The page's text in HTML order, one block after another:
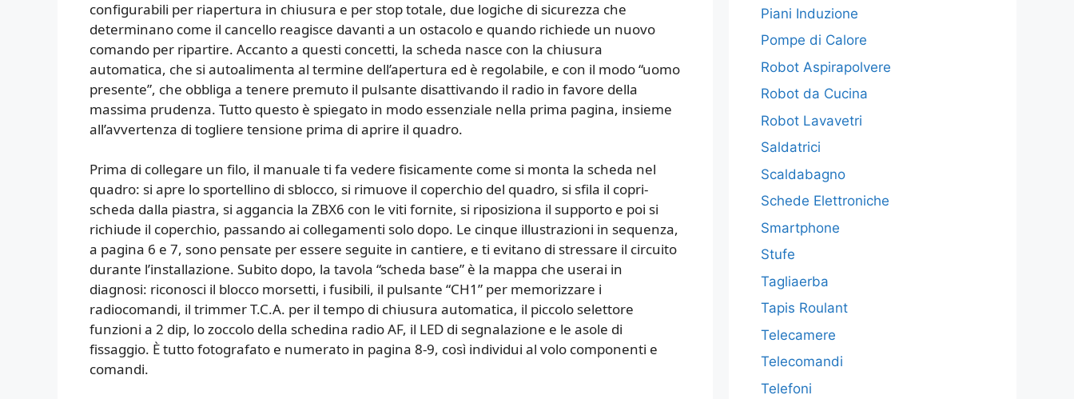
configurabili per riapertura in chiusura e per stop totale, due logiche di sicurezza che
determinano come il cancello reagisce davanti a un ostacolo e quando richiede un nuovo
comando per ripartire. Accanto a questi concetti, la scheda nasce con la chiusura
automatica, che si autoalimenta al termine dell’apertura ed è regolabile, e con il modo “uomo
presente”, che obbliga a tenere premuto il pulsante disattivando il radio in favore della
massima prudenza. Tutto questo è spiegato in modo essenziale nella prima pagina, insieme
all’avvertenza di togliere tensione prima di aprire il quadro.
Prima di collegare un filo, il manuale ti fa vedere fisicamente come si monta la scheda nel
quadro: si apre lo sportellino di sblocco, si rimuove il coperchio del quadro, si sfila il copri-
scheda dalla piastra, si aggancia la ZBX6 con le viti fornite, si riposiziona il supporto e poi si
richiude il coperchio, passando ai collegamenti solo dopo. Le cinque illustrazioni in sequenza,
a pagina 6 e 7, sono pensate per essere seguite in cantiere, e ti evitano di stressare il circuito
durante l’installazione. Subito dopo, la tavola “scheda base” è la mappa che userai in
diagnosi: riconosci il blocco morsetti, i fusibili, il pulsante “CH1” per memorizzare i
radiocomandi, il trimmer T.C.A. per il tempo di chiusura automatica, il piccolo selettore
funzioni a 2 dip, lo zoccolo della schedina radio AF, il LED di segnalazione e le asole di
fissaggio. È tutto fotografato e numerato in pagina 8-9, così individui al volo componenti e
comandi.
Piani Induzione
Pompe di Calore
Robot Aspirapolvere
Robot da Cucina
Robot Lavavetri
Saldatrici
Scaldabagno
Schede Elettroniche
Smartphone
Stufe
Tagliaerba
Tapis Roulant
Telecamere
Telecomandi
Telefoni